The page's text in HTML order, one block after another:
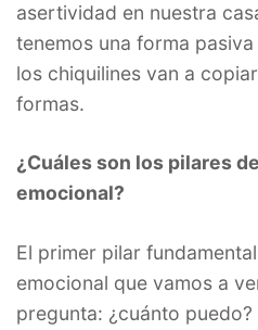
asertividad en nuestra
tenemos una forma
los chiquilines van a
formas.
¿Cuáles son los pilares
emocional?
El primer pilar
emocional que vamos a
pregunta: ¿cuánto